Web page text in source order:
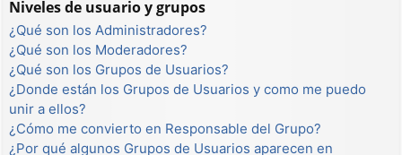
Niveles de usuario y grupos
¿Qué son los Administradores?
¿Qué son los Moderadores?
¿Qué son los Grupos de Usuarios?
¿Donde están los Grupos de Usuarios y como me puedo
unir a ellos?
¿Cómo me convierto en Responsable del Grupo?
¿Por qué algunos Grupos de Usuarios aparecen en